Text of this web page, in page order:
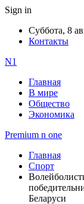
Sign in
Суббота, 8
Контакты
N1
Главная
В мире
Общество
Экономика
Premium n one
Главная
Спорт
Беларуси